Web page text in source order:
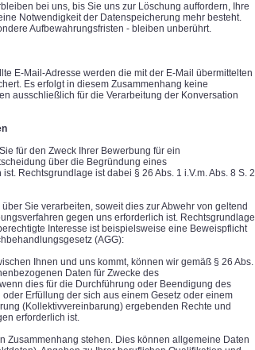
bei uns, bis Sie uns zur Löschung auffordern, Ihre
Notwendigkeit der Datenspeicherung mehr besteht.
Aufbewahrungsfristen - bleiben unberührt.
E-Mail-Adresse werden die mit der E-Mail übermittelten
Es erfolgt in diesem Zusammenhang keine
ausschließlich für die Verarbeitung der Konversation
für den Zweck Ihrer Bewerbung für ein
über die Begründung eines
Rechtsgrundlage ist dabei § 26 Abs. 1 i.V.m. Abs. 8 S. 2
Sie verarbeiten, soweit dies zur Abwehr von geltend
gegen uns erforderlich ist. Rechtsgrundlage
Interesse ist beispielsweise eine Beweispflicht
(AGG):
Ihnen und uns kommt, können wir gemäß § 26 Abs.
Daten für Zwecke des
dies für die Durchführung oder Beendigung des
Erfüllung der sich aus einem Gesetz oder einem
(Kollektivvereinbarung) ergebenden Rechte und
erforderlich ist.
Zusammenhang stehen. Dies können allgemeine Daten